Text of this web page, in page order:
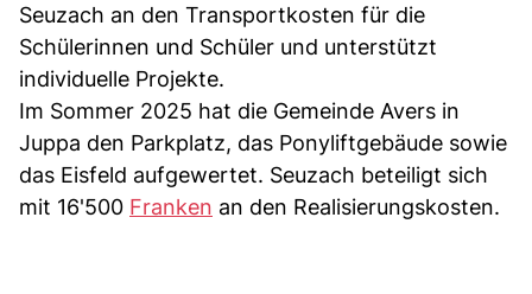
Seuzach an den Transportkosten für die
Schülerinnen und Schüler und unterstützt
individuelle Projekte.
Im Sommer 2025 hat die Gemeinde Avers in
Juppa den Parkplatz, das Ponyliftgebäude sowie
das Eisfeld aufgewertet. Seuzach beteiligt sich
mit 16'500 Franken an den Realisierungskosten.